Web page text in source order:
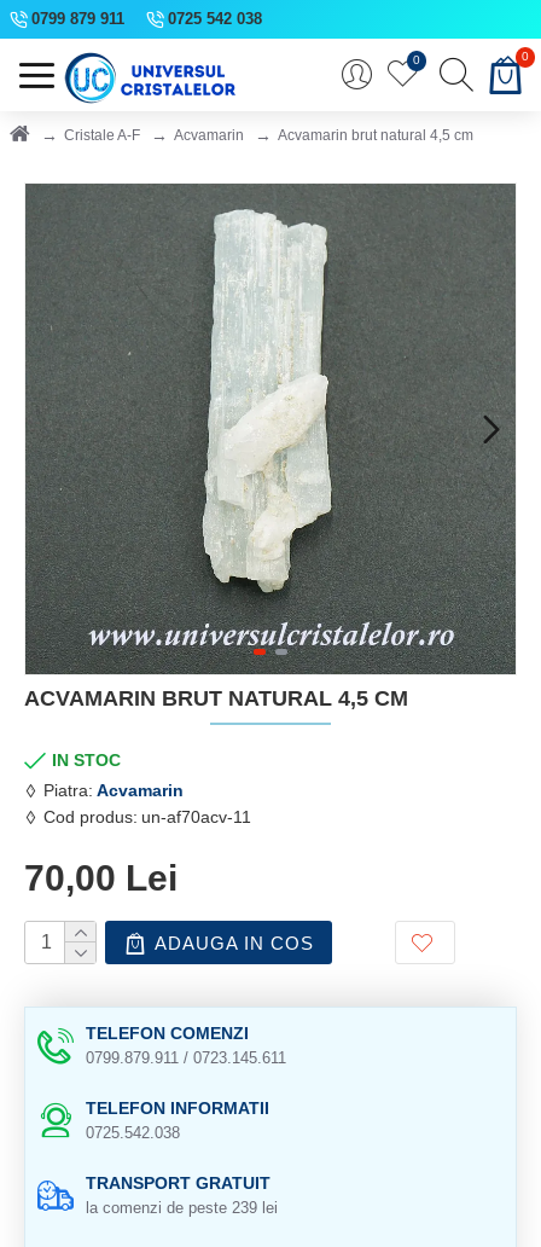
0799 879 911 0725 542 038
0 0
Cristale A-F Acvamarin Acvamarin brut natural 4,5 cm
ACVAMARIN BRUT NATURAL 4,5 CM
IN STOC
Piatra: Acvamarin
Cod produs: un-af70acv-11
70,00 Lei
ADAUGA IN COS
TELEFON COMENZI
0799.879.911 / 0723.145.611
TELEFON INFORMATII
0725.542.038
TRANSPORT GRATUIT
la comenzi de peste 239 lei